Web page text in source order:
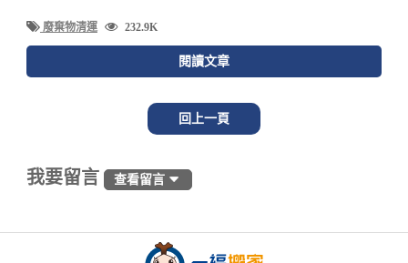
廢棄物清運 232.9K
閱讀文章
回上一頁
我要留言 查看留言